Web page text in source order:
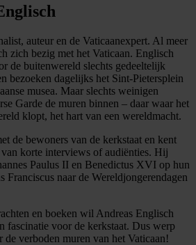
auteur en de Vaticaanexpert. Al meer
zich bezig met het Vaticaan. Englisch
de buitenwereld slechts gedeeltelijk
bezoeken dagelijks het Sint-Pietersplein
musea. Maar slechts weinigen
Garde de muren binnen – daar waar het
klopt, het hart van een wereldmacht.
de bewoners van de kerkstaat en kent
van korte interviews of audiënties. Hij
Paulus II en Benedictus XVI op hun
Franciscus naar de Wereldjongerendagen
en boeken wil Andreas Englisch
fascinatie voor de kerkstaat. Dus werp
de verboden muren van het Vaticaan!